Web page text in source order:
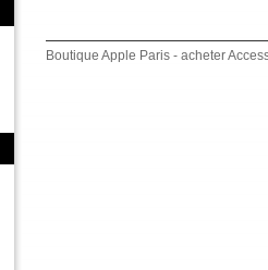
Boutique Apple Paris - acheter